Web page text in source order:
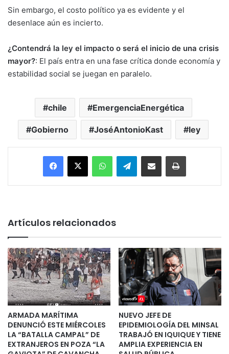
Sin embargo, el costo político ya es evidente y el
desenlace aún es incierto.
¿Contendrá la ley el impacto o será el inicio de una crisis
mayor?: El país entra en una fase crítica donde economía y
estabilidad social se juegan en paralelo.
chile EmergenciaEnergética
Gobierno JoséAntonioKast ley
Facebook
X WhatsAppTelegramEnviar vía email Imprimir
Artículos relacionados
ARMADA MARÍTIMA
DENUNCIÓ ESTE MIÉRCOLES
LA “BATALLA CAMPAL” DE
EXTRANJEROS EN POZA “LA
NUEVO JEFE DE
EPIDEMIOLOGÍA DEL MINSAL
TRABAJÓ EN IQUIQUE Y TIENE
AMPLIA EXPERIENCIA EN